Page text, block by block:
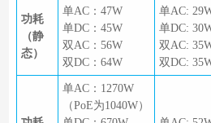
功耗
（静
态）
单AC：47W
单DC：45W
双AC：56W
双DC：64W
单AC:
单DC:
双AC:
双DC:
单AC：1270W
（PoE为1040W）